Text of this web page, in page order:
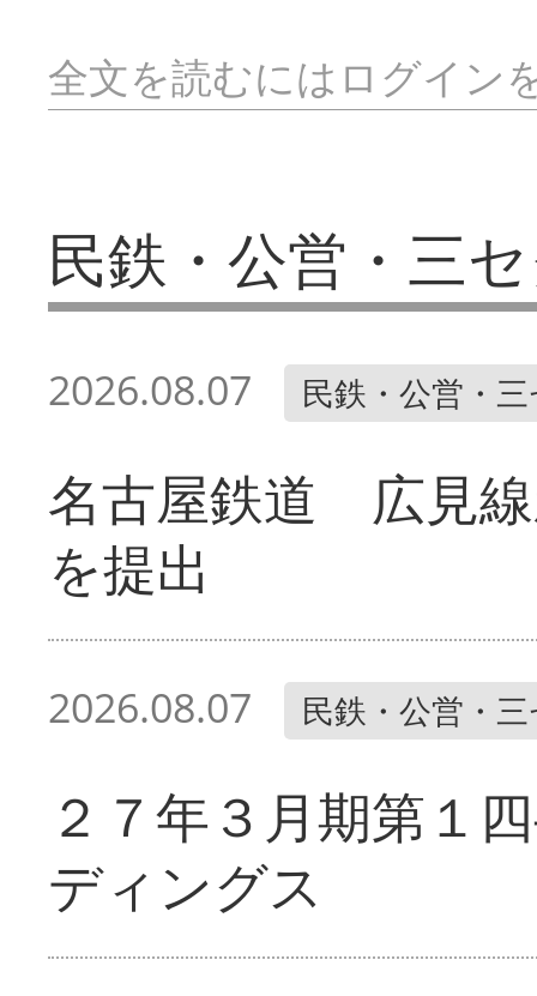
全文を読むにはログイン
民鉄・公営・三
2026.08.07 民鉄・公営・
名古屋鉄道 広見
を提出
2026.08.07 民鉄・公営・
２７年３月期第１
ディングス